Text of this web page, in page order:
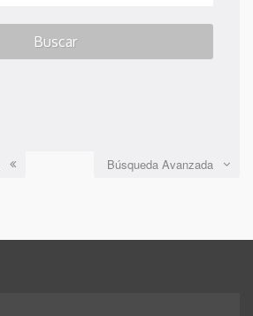
Búsqueda Avanzada